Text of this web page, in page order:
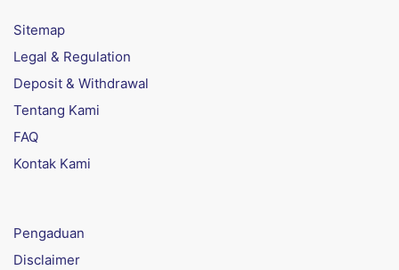
Sitemap
Legal & Regulation
Deposit & Withdrawal
Tentang Kami
FAQ
Kontak Kami
Pengaduan
Disclaimer